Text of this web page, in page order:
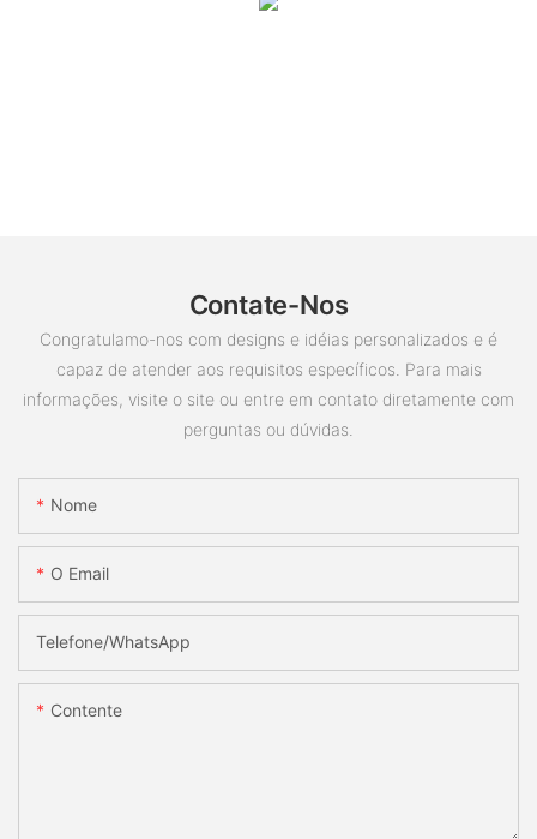
Contate-Nos
Congratulamo-nos com designs e idéias personalizados e é
capaz de atender aos requisitos específicos. Para mais
informações, visite o site ou entre em contato diretamente com
perguntas ou dúvidas.
Nome
O Email
Telefone/whatsApp
Contente